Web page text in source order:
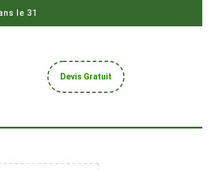
le 31
Devis Gratuit Get
A